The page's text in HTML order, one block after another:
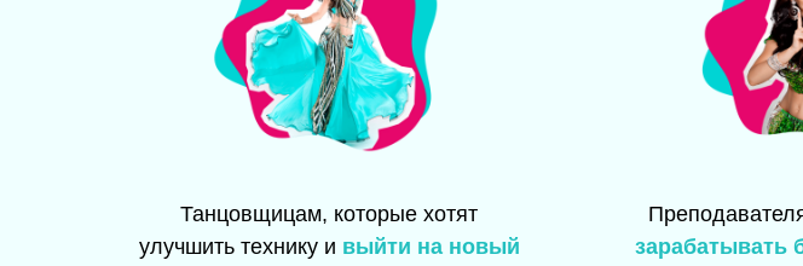
Танцовщицам, которые хотят
улучшить технику и выйти на новый
зарабатывать